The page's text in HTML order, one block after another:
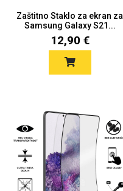
Zaštitno Staklo za ekran za
Samsung Galaxy S21...
12,90 €
Love motivi
Quotes Collection